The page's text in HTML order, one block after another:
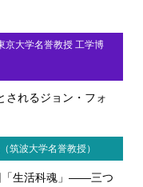
大学名誉教授 工学博
されるジョン・フォ
筑波大学名誉教授）
「生活科魂」――三つ